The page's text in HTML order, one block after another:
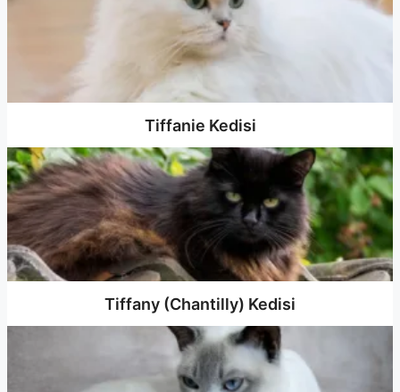
Tiffanie Kedisi
Tiffany (Chantilly) Kedisi